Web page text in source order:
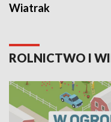
Wiatrak
ROLNICTWO I